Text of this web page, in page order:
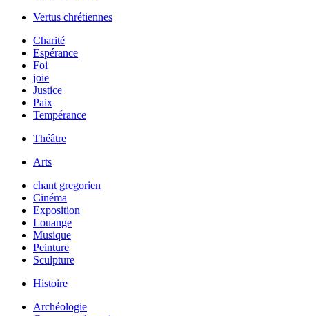
Vertus chrétiennes
Charité
Espérance
Foi
joie
Justice
Paix
Tempérance
Théâtre
Arts
chant gregorien
Cinéma
Exposition
Louange
Musique
Peinture
Sculpture
Histoire
Archéologie